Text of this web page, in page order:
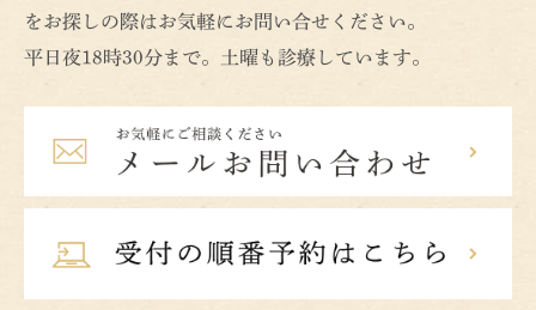
をお探しの際はお気軽にお問い合せください。
平日夜18時30分まで。土曜も診療しています。